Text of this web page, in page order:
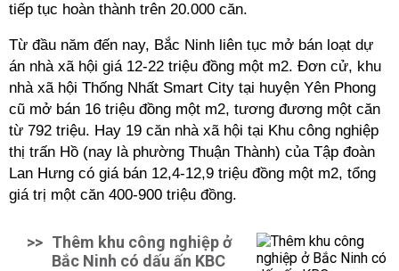
tiếp tục hoàn thành trên 20.000 căn.
Từ đầu năm đến nay, Bắc Ninh liên tục mở bán loạt dự
án nhà xã hội giá 12-22 triệu đồng một m2. Đơn cử, khu
nhà xã hội Thống Nhất Smart City tại huyện Yên Phong
cũ mở bán 16 triệu đồng một m2, tương đương một căn
từ 792 triệu. Hay 19 căn nhà xã hội tại Khu công nghiệp
thị trấn Hồ (nay là phường Thuận Thành) của Tập đoàn
Lan Hưng có giá bán 12,4-12,9 triệu đồng một m2, tổng
giá trị một căn 400-900 triệu đồng.
>> Thêm khu công nghiệp ở
Bắc Ninh có dấu ấn KBC